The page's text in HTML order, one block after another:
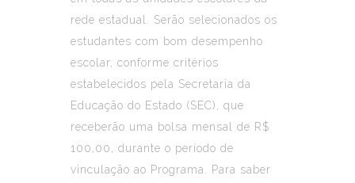
rede estadual. Serão selecionados os
estudantes com bom desempenho
escolar, conforme critérios
estabelecidos pela Secretaria da
Educação do Estado (SEC), que
receberão uma bolsa mensal de R$
100,00, durante o período de
vinculação ao Programa. Para saber